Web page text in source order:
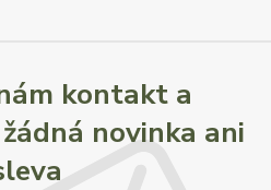
kontakt a
novinka ani